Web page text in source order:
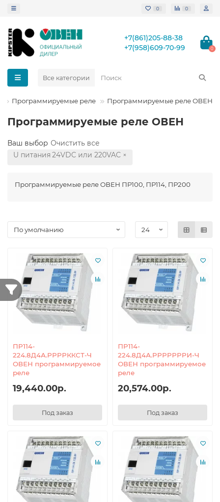
0 0
+7(861)205-88-38
+7(958)609-70-99
0
Все категории
Программируемые реле Программируемые реле ОВЕН
Программируемые реле ОВЕН
Ваш выбор Очистить все
U питания 24VDC или 220VAC ×
Программируемые реле ОВЕН ПР100, ПР114, ПР200
ПР114-
224.8Д4А.РРРРККСТ-Ч
ОВЕН программируемое
реле
19,440.00р.
Под заказ
ПР114-
224.8Д4А.РРРРРРРИ-Ч
ОВЕН программируемое
реле
20,574.00р.
Под заказ